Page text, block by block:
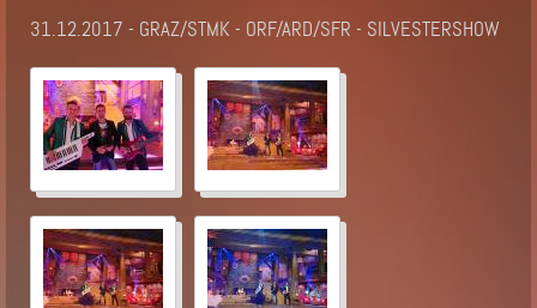
31.12.2017 - GRAZ/STMK - ORF/ARD/SFR - SILVESTERSHOW